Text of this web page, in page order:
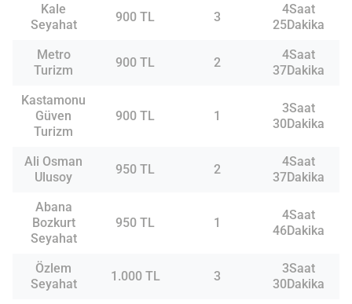
Kale
Seyahat
900 TL 3
4Saat
25Dakika
Metro
Turizm
900 TL 2
4Saat
37Dakika
Kastamonu
Güven
Turizm
900 TL 1
3Saat
30Dakika
Ali Osman
Ulusoy
950 TL 2
4Saat
37Dakika
Abana
Bozkurt
Seyahat
950 TL 1
4Saat
46Dakika
Özlem
Seyahat
1.000 TL 3
3Saat
30Dakika